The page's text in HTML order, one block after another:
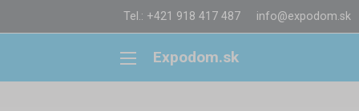
Tel.: +421 918 417 487 info@expodom.sk
Expodom.sk